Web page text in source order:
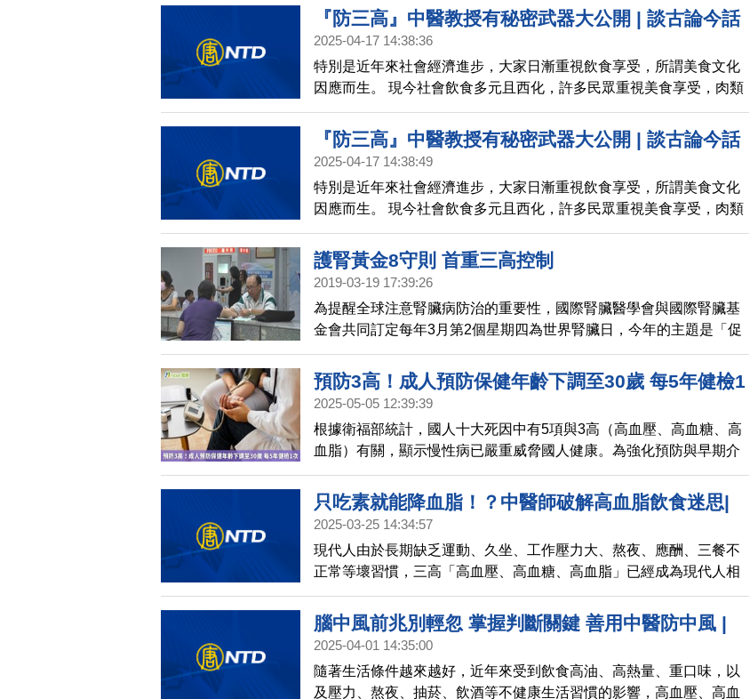
追蹤資料分析結果發現，有高血壓、高血糖與高血脂者，後續罹患心
血管疾病的風險分別為1.8、1.5及1.4倍。
『防三高』中醫教授有秘密武器大公開 | 談古論今話
中醫(546)
2025-04-17 14:38:36
特別是近年來社會經濟進步，大家日漸重視飲食享受，所謂美食文化
因應而生。 現今社會飲食多元且西化，許多民眾重視美食享受，肉類
與海鮮的食用量增多，相對地，罹患高血壓、高血脂、糖尿病之三高
疾病的病患也隨之增多。 這一集很高興邀請到名醫義守大學講座教授
陳旺全中醫師分享三高的中醫療法。
『防三高』中醫教授有秘密武器大公開 | 談古論今話
中醫(546)預告
2025-04-17 14:38:49
特別是近年來社會經濟進步，大家日漸重視飲食享受，所謂美食文化
因應而生。 現今社會飲食多元且西化，許多民眾重視美食享受，肉類
與海鮮的食用量增多，相對地，罹患高血壓、高血脂、糖尿病之三高
疾病的病患也隨之增多。 這一集很高興邀請到名醫義守大學講座教授
陳旺全中醫師分享三高的中醫療法。
護腎黃金8守則 首重三高控制
2019-03-19 17:39:26
為提醒全球注意腎臟病防治的重要性，國際腎臟醫學會與國際腎臟基
金會共同訂定每年3月第2個星期四為世界腎臟日，今年的主題是「促
進世界各地每個人的腎臟健康」（Kidney Health for Everyone
Everywhere），強調腎臟病的預防與管理，包括三高及慢性病、腎臟
病健康篩檢的早期發現與介入。
預防3高！成人預防保健年齡下調至30歲 每5年健檢1
次
2025-05-05 12:39:39
根據衛福部統計，國人十大死因中有5項與3高（高血壓、高血糖、高
血脂）有關，顯示慢性病已嚴重威脅國人健康。為強化預防與早期介
入，國民健康署自114年起將成人預防保健年齡下修至30歲，提供定
期健檢與衛教服務，協助民眾自主管理健康、降低風險。
只吃素就能降血脂！？中醫師破解高血脂飲食迷思|
談古論今話中醫(392)
2025-03-25 14:34:57
現代人由於長期缺乏運動、久坐、工作壓力大、熬夜、應酬、三餐不
正常等壞習慣，三高「高血壓、高血糖、高血脂」已經成為現代人相
當嚴重的隱形殺手，中醫講究「上工治未病」，除了藥物治療外，還
有甚麼方法不但有助降低血脂與軟化血管，對體重控制也能達到良好
作用呢。這一集我們邀請到永昌中醫診所院長鄭秋霞中醫師來分享這
腦中風前兆別輕忽 掌握判斷關鍵 善用中醫防中風 |
談古論今話中醫(422)
2025-04-01 14:35:00
隨著生活條件越來越好，近年來受到飲食高油、高熱量、重口味，以
及壓力、熬夜、抽菸、飲酒等不健康生活習慣的影響，高血壓、高血